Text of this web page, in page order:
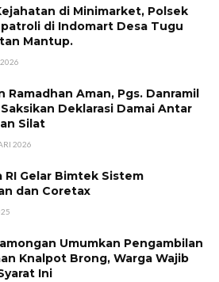
di Minimarket, Polsek
di Indomart Desa Tugu
Mantup.
Ramadhan Aman, Pgs. Danramil
Deklarasi Damai Antar
Silat
2026
RI Gelar Bimtek Sistem
dan Coretax
Umumkan Pengambilan
Knalpot Brong, Warga Wajib
Ini